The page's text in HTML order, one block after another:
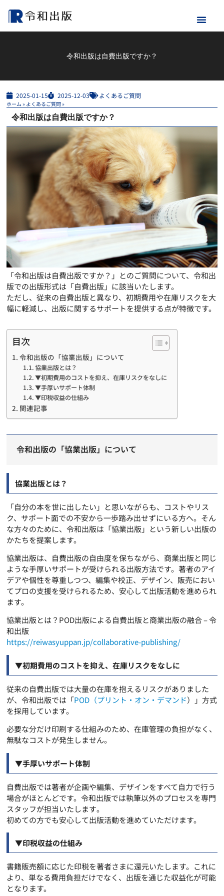
令和出版は自費出版ですか？
2025-01-15 2025-12-03 よくあるご質問
ホーム » よくあるご質問»
令和出版は自費出版ですか？
「令和出版は自費出版ですか？」とのご質問について、令和出
版での出版形式は「自費出版」に該当いたします。
ただし、従来の自費出版と異なり、初期費用や在庫リスクを大
幅に軽減し、 出版に関するサポートを提供する点が特徴です。
目次
令和出版の「協業出版」について
協業出版とは？
▼初期費用のコストを抑え、在庫リスクをなしに
▼手厚いサポート体制
▼印税収益の仕組み
関連記事
令和出版の「協業出版」について
協業出版とは？
「自分の本を世に出したい」と思いながらも、コストやリス
ク、サポート面での不安から一歩踏み出せずにいる方へ。そん
な方々のために、令和出版は「協業出版」という新しい出版の
かたちを提案します。
協業出版は、自費出版の自由度を保ちながら、商業出版と同じ
ような手厚いサポートが受けられる出版方法です。著者のアイ
デアや個性を尊重しつつ、編集や校正、デザイン、販売におい
てプロの支援を受けられるため、安心して出版活動を進められ
ます。
協業出版とは？POD出版による自費出版と商業出版の融合 – 令
和出版
https://reiwasyuppan.jp/collaborative-publishing/
▼初期費用のコストを抑え、在庫リスクをなしに
従来の自費出版では大量の在庫を抱えるリスクがありました
が、令和出版では「POD（プリント・オン・デマンド）」方式
を採用しています。
必要な分だけ印刷する仕組みのため、在庫管理の負担がなく、
無駄なコストが発生しません。
▼手厚いサポート体制
自費出版では著者が企画や編集、 デザインをすべて自力で行う
場合がほとんどです。令和出版では執筆以外のプロセスを専門
スタッフが担当いたします。
初めての方でも安心して出版活動を進めていただけます。
▼印税収益の仕組み
書籍販売額に応じた印税を著者さまに還元いたします。これに
より、単なる費用負担だけでなく、 出版を通じた収益化が可能
となります。